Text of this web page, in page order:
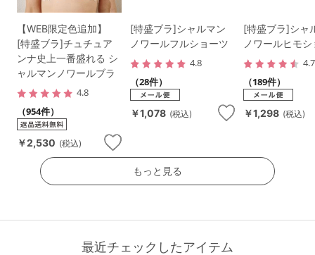
【WEB限定色追加】
[特盛ブラ]チュチュア
ンナ史上一番盛れる シ
ャルマンノワールブラ
4.8
（954件）
￥2,530 (税込)
[特盛ブラ]シャルマン
ノワールフルショーツ
4.8
（28件）
￥1,078 (税込)
[特盛ブラ]シャ
ノワールヒモ
4.7
（189件）
￥1,298 (税込)
もっと見る
最近チェックしたアイテム